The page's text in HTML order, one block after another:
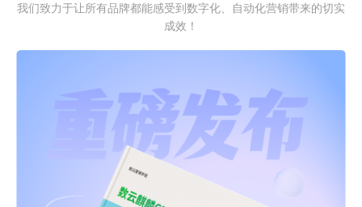
我们致力于让所有品牌都能感受到数字化、自动化营销带来的切实
成效！